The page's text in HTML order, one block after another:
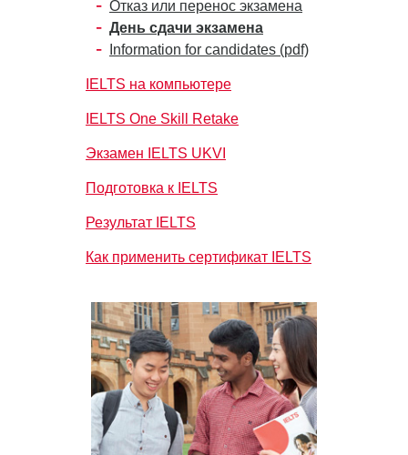
Отказ или перенос экзамена
День сдачи экзамена
Information for candidates (pdf)
IELTS на компьютере
IELTS One Skill Retake
Экзамен IELTS UKVI
Подготовка к IELTS
Результат IELTS
Как применить сертификат IELTS